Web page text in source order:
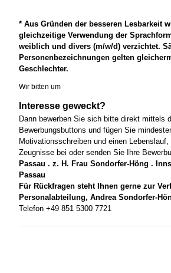
* Aus Gründen der besseren Lesbarkeit
gleichzeitige Verwendung der
weiblich und divers (m/w/d) verzichtet.
Personenbezeichnungen gelten
Geschlechter.
Wir bitten um
Interesse geweckt?
Dann bewerben Sie sich bitte direkt mittels
Bewerbungsbuttons und fügen Sie
Motivationsschreiben und einen
Zeugnisse bei oder senden Sie Ihre
Passau . z. H. Frau Sondorfer-Höng .
Passau
Für Rückfragen steht Ihnen gerne zur
Personalabteilung, Andrea Sondorfer-
Telefon +49 851 5300 7721